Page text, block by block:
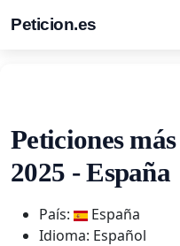
Peticion.es
Peticiones
2025 - España
País:
España
Idioma: Español